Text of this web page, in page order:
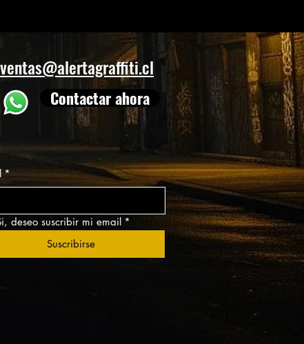
ventas@alertagraffiti.cl
Contactar ahora
*
deseo suscribir mi email *
Suscribirse